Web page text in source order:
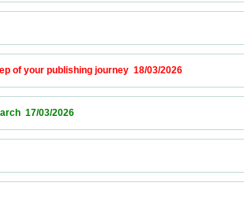
step of your publishing journey  18/03/2026
Research  17/03/2026